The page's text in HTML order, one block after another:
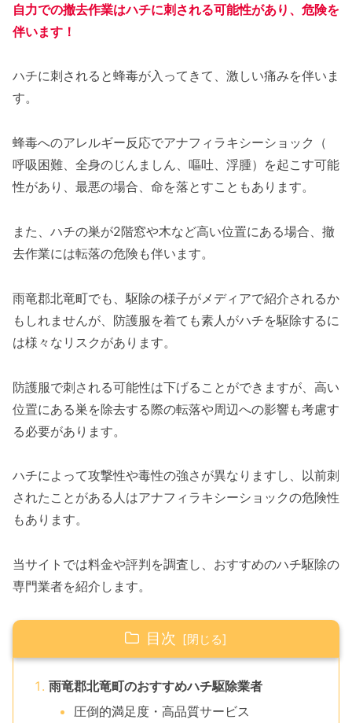
自力での撤去作業はハチに刺される可能性があり、危険を
伴います！
ハチに刺されると蜂毒が入ってきて、激しい痛みを伴いま
す。
蜂毒へのアレルギー反応でアナフィラキシーショック（
呼吸困難、全身のじんましん、嘔吐、浮腫）を起こす可能
性があり、最悪の場合、命を落とすこともあります。
また、ハチの巣が2階窓や木など高い位置にある場合、撤
去作業には転落の危険も伴います。
雨竜郡北竜町でも、駆除の様子がメディアで紹介されるか
もしれませんが、防護服を着ても素人がハチを駆除するに
は様々なリスクがあります。
防護服で刺される可能性は下げることができますが、高い
位置にある巣を除去する際の転落や周辺への影響も考慮す
る必要があります。
ハチによって攻撃性や毒性の強さが異なりますし、以前刺
されたことがある人はアナフィラキシーショックの危険性
もあります。
当サイトでは料金や評判を調査し、おすすめのハチ駆除の
専門業者を紹介します。
目次
雨竜郡北竜町のおすすめハチ駆除業者
圧倒的満足度・高品質サービス